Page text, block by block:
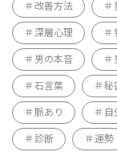
改善方法
深層心理
男の本音
石言葉 秘
脈あり 自
診断 運勢